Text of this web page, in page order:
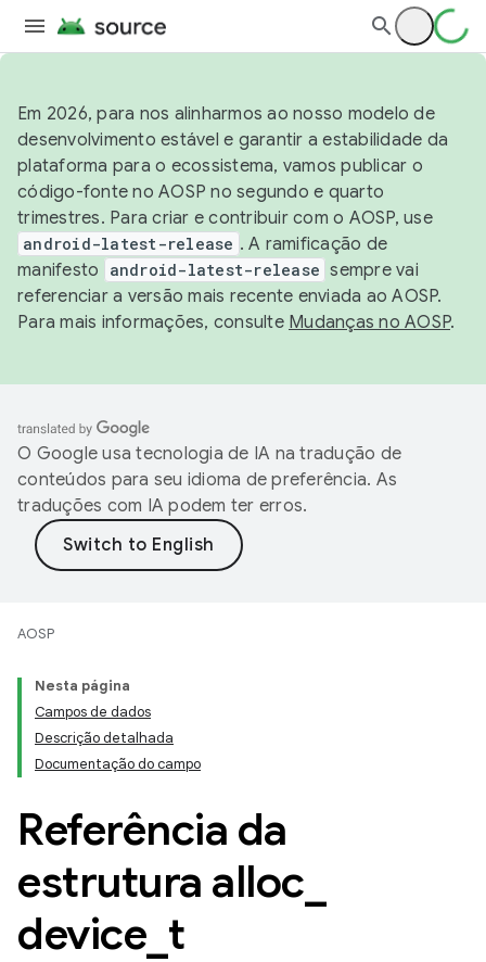
Em 2026, para nos alinharmos ao nosso modelo de
desenvolvimento estável e garantir a estabilidade da
plataforma para o ecossistema, vamos publicar o
código-fonte no AOSP no segundo e quarto
trimestres. Para criar e contribuir com o AOSP, use
android-latest-release . A ramificação de
manifesto
android-latest-release sempre vai
referenciar a versão mais recente enviada ao AOSP.
Para mais informações, consulte Mudanças no AOSP.
O Google usa tecnologia de IA na tradução de
conteúdos para seu idioma de preferência. As
traduções com IA podem ter erros.
AOSP
Nesta página
Campos de dados
Descrição detalhada
Documentação do campo
Referência da
estrutura alloc
device t